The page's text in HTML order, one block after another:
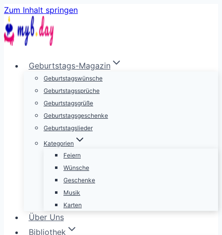
Zum Inhalt springen
Geburtstags-Magazin
Geburtstagswünsche
Geburtstagssprüche
Geburtstagsgrüße
Geburtstagsgeschenke
Geburtstagslieder
Kategorien
Feiern
Wünsche
Geschenke
Musik
Karten
Über Uns
Bibliothek